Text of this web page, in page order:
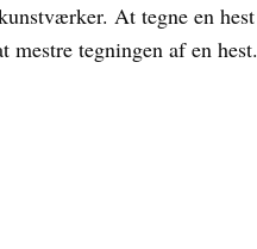
At tegne en hest
tegningen af en hest.